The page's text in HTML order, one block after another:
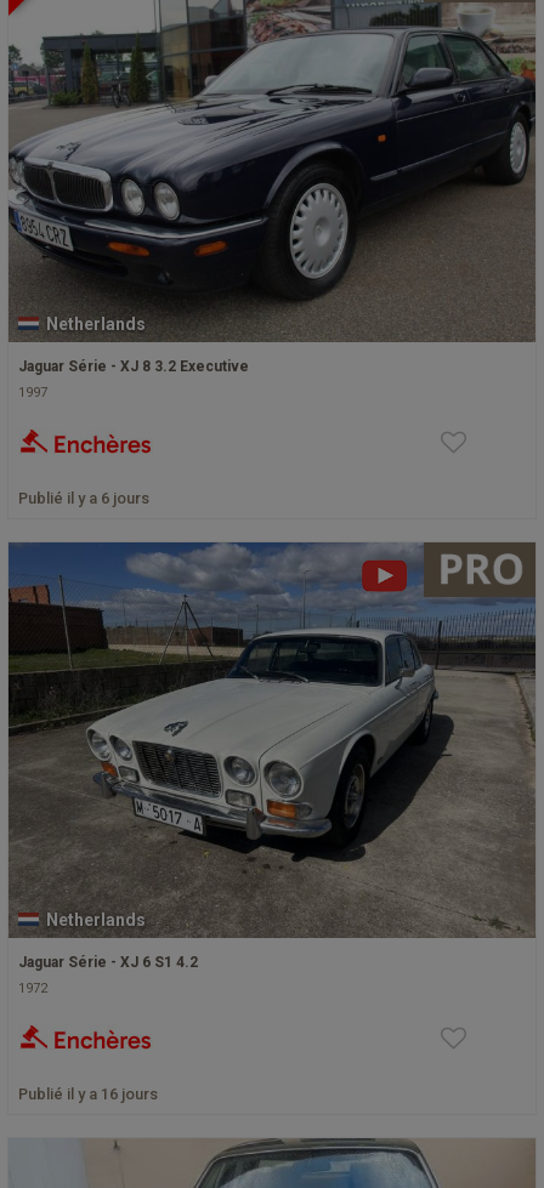
Netherlands
Jaguar Série - XJ 8 3.2 Executive
1997
Publié il y a 6 jours
Netherlands
Jaguar Série - XJ 6 S1 4.2
1972
Publié il y a 16 jours